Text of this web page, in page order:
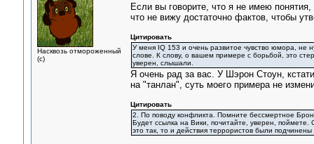
Насквозь отмороженный
(с)
Если вы говорите, что я не имею
что не вижу достаточно фактов, чтобы
Цитировать
У меня IQ 153 и очень развитое чувство юмора, не
слове. К слову, о вашем примере с борьбой, это
уверен, слышали.
Я очень рад за вас. У Шэрон Стоун,
на "танлан", суть моего примера не
Цитировать
2. По поводу конфликта. Помните бессмертное
Будет ссылка на Вики, почитайте, уверен,
это так, то и действия террористов были подчинены